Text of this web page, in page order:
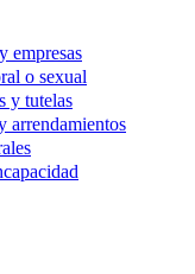
empresas
o sexual
y tutelas
arrendamientos